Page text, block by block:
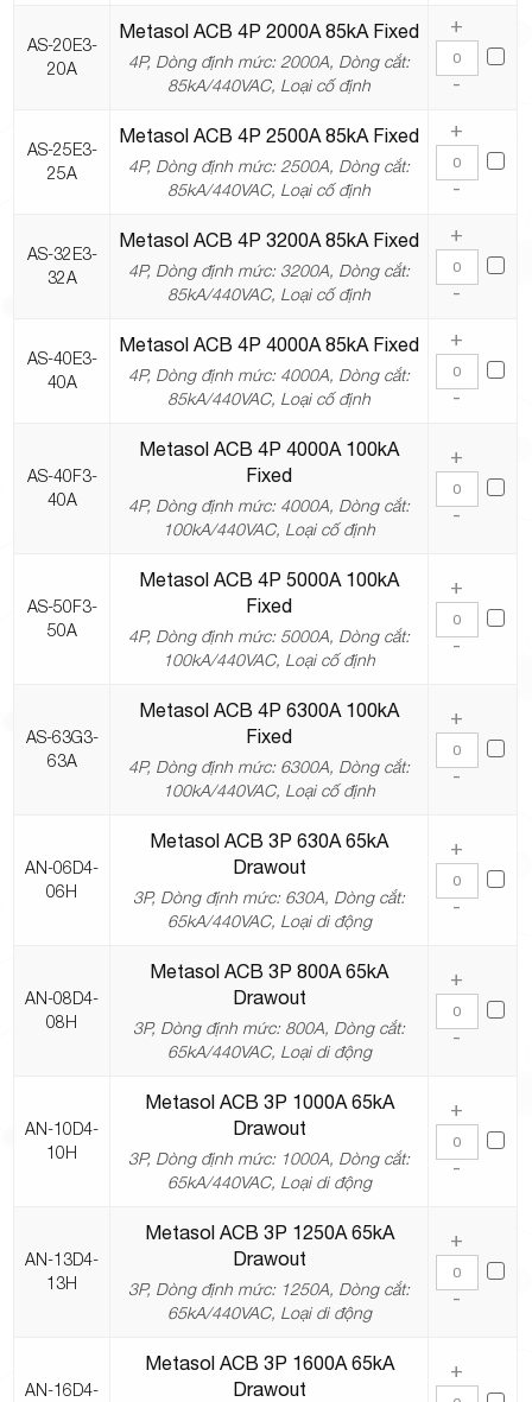
AS-20E3-
20A
Metasol ACB 4P 2000A 85kA Fixed
4P, Dòng định mức: 2000A, Dòng cắt:
85kA/440VAC, Loại cố định
+
-
AS-25E3-
25A
Metasol ACB 4P 2500A 85kA Fixed
4P, Dòng định mức: 2500A, Dòng cắt:
85kA/440VAC, Loại cố định
+
-
AS-32E3-
32A
Metasol ACB 4P 3200A 85kA Fixed
4P, Dòng định mức: 3200A, Dòng cắt:
85kA/440VAC, Loại cố định
+
-
AS-40E3-
40A
Metasol ACB 4P 4000A 85kA Fixed
4P, Dòng định mức: 4000A, Dòng cắt:
85kA/440VAC, Loại cố định
+
-
AS-40F3-
40A
Metasol ACB 4P 4000A 100kA
Fixed
4P, Dòng định mức: 4000A, Dòng cắt:
100kA/440VAC, Loại cố định
+
-
AS-50F3-
50A
Metasol ACB 4P 5000A 100kA
Fixed
4P, Dòng định mức: 5000A, Dòng cắt:
100kA/440VAC, Loại cố định
+
-
AS-63G3-
63A
Metasol ACB 4P 6300A 100kA
Fixed
4P, Dòng định mức: 6300A, Dòng cắt:
100kA/440VAC, Loại cố định
+
-
AN-06D4-
06H
Metasol ACB 3P 630A 65kA
Drawout
3P, Dòng định mức: 630A, Dòng cắt:
65kA/440VAC, Loại di động
+
-
AN-08D4-
08H
Metasol ACB 3P 800A 65kA
Drawout
3P, Dòng định mức: 800A, Dòng cắt:
65kA/440VAC, Loại di động
+
-
AN-10D4-
10H
Metasol ACB 3P 1000A 65kA
Drawout
3P, Dòng định mức: 1000A, Dòng cắt:
65kA/440VAC, Loại di động
+
-
AN-13D4-
13H
Metasol ACB 3P 1250A 65kA
Drawout
3P, Dòng định mức: 1250A, Dòng cắt:
65kA/440VAC, Loại di động
+
-
AN-16D4-
Metasol ACB 3P 1600A 65kA
Drawout
+